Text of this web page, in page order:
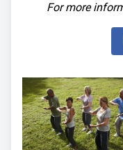
For more